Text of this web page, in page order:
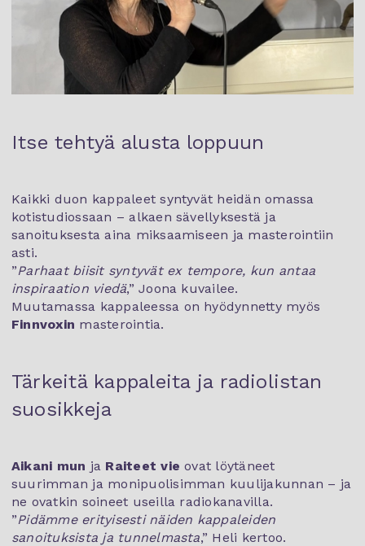
Itse tehtyä alusta loppuun
Kaikki duon kappaleet syntyvät heidän omassa
kotistudiossaan – alkaen sävellyksestä ja
sanoituksesta aina miksaamiseen ja masterointiin
asti.
”Parhaat biisit syntyvät ex tempore, kun antaa
inspiraation viedä,” Joona kuvailee.
Muutamassa kappaleessa on hyödynnetty myös
Finnvoxin masterointia.
Tärkeitä kappaleita ja radiolistan
suosikkeja
Aikani mun ja Raiteet vie ovat löytäneet
suurimman ja monipuolisimman kuulijakunnan – ja
ne ovatkin soineet useilla radiokanavilla.
”Pidämme erityisesti näiden kappaleiden
sanoituksista ja tunnelmasta,” Heli kertoo.